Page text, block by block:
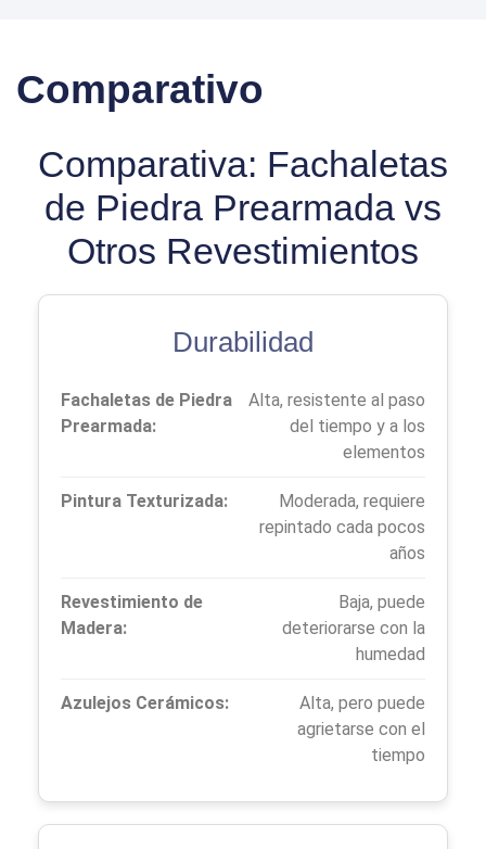
Comparativo
Comparativa: Fachaletas
de Piedra Prearmada vs
Otros Revestimientos
Durabilidad
Fachaletas de Piedra
Prearmada:
Alta, resistente al paso
del tiempo y a los
elementos
Pintura Texturizada:
Moderada, requiere
repintado cada pocos
años
Revestimiento de
Madera:
Baja, puede
deteriorarse con la
humedad
Azulejos Cerámicos:
Alta, pero puede
agrietarse con el
tiempo